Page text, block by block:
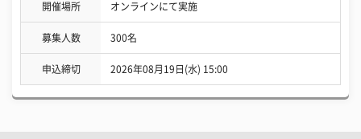
開催場所 オンラインにて実施
募集人数 300名
申込締切 2026年08月19日(水) 15:00